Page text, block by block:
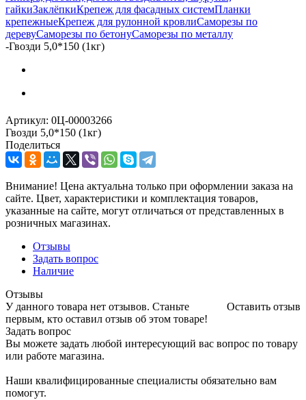
гайкиЗаклёпкиКрепеж для фасадных системПланки
крепежныеКрепеж для рулонной кровлиСаморезы по
деревуСаморезы по бетонуСаморезы по металлу
-Гвозди 5,0*150 (1кг)
Артикул: 0Ц-00003266
Гвозди 5,0*150 (1кг)
Поделиться
Внимание! Цена актуальна только при оформлении заказа на
сайте. Цвет, характеристики и комплектация товаров,
указанные на сайте, могут отличаться от представленных в
розничных магазинах.
Отзывы
Задать вопрос
Наличие
Отзывы
Оставить отзыв
У данного товара нет отзывов. Станьте
первым, кто оставил отзыв об этом товаре!
Задать вопрос
Вы можете задать любой интересующий вас вопрос по товару
или работе магазина.
Наши квалифицированные специалисты обязательно вам
помогут.